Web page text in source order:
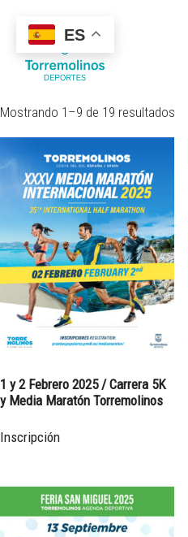
Mostrando 1–9 de 19 resultados
1 y 2 Febrero 2025 / Carrera 5K
y Media Maratón Torremolinos
Inscripción
ES